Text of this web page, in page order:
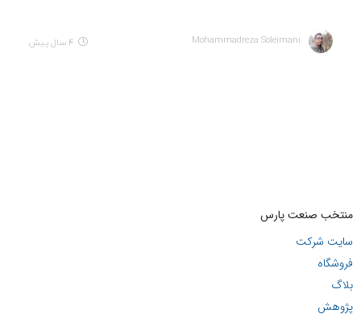
Mohammadreza Soleimani 4 سال پیش
منتخب صنعت پارس
سایت شرکت
فروشگاه
بلاگ
پژوهش